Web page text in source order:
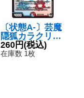
〔状態A-〕芸魔
隠狐カラクリバ
ーシ【VR】{23
RP36/74}《多》
260円(税込)
在庫数 1枚